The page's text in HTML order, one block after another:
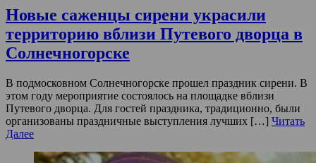
Новые саженцы сирени украсили
территорию вблизи Путевого дворца в
Солнечногорске
В подмосковном Солнечногорске прошел праздник сирени. В
этом году мероприятие состоялось на площадке вблизи
Путевого дворца. Для гостей праздника, традиционно, были
организованы праздничные выступления лучших […] Читать
Далее